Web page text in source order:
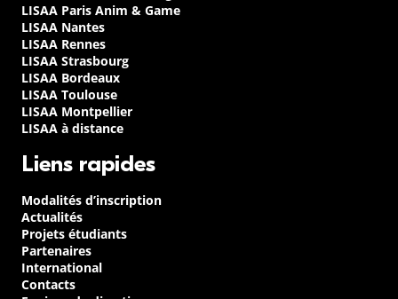
LISAA Paris Anim & Game
LISAA Nantes
LISAA Rennes
LISAA Strasbourg
LISAA Bordeaux
LISAA Toulouse
LISAA Montpellier
LISAA à distance
Liens rapides
Modalités d’inscription
Actualités
Projets étudiants
Partenaires
International
Contacts